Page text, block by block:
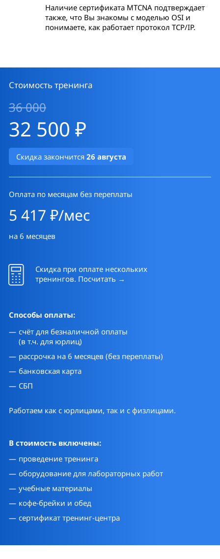
Наличие сертификата MTCNA подтверждает
также, что Вы знакомы с моделью OSI и
понимаете, как работает протокол TCP/IP.
Стоимость тренинга
36 000
32 500 ₽
Скидка закончится 26 августа
Оплата по месяцам без переплаты
5 417 ₽/мес
на 6 месяцев
Скидка при оплате нескольких
тренингов. Посчитать →
Способы оплаты:
счёт для безналичной оплаты
(в т.ч. для юрлиц)
рассрочка на 6 месяцев (без переплаты)
банковская карта
СБП
Работаем как с юрлицами, так и с физлицами.
В стоимость включены:
проведение тренинга
оборудование для лабораторных работ
учебные материалы
кофе-брейки и обед
сертификат тренинг-центра